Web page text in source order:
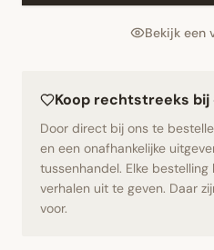
Bekijk een
Koop rechtstreeks
Door direct bij ons te
en een onafhankelijke
tussenhandel. Elke
verhalen uit te geven. Daar
voor.